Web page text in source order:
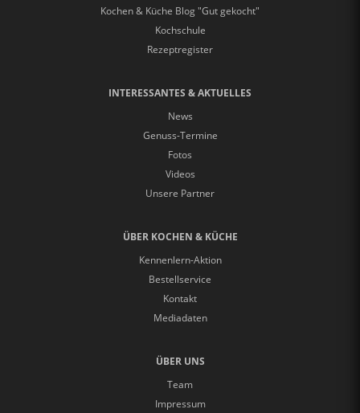
Kochen & Küche Blog "Gut gekocht"
Kochschule
Rezeptregister
INTERESSANTES & AKTUELLES
News
Genuss-Termine
Fotos
Videos
Unsere Partner
ÜBER KOCHEN & KÜCHE
Kennenlern-Aktion
Bestellservice
Kontakt
Mediadaten
ÜBER UNS
Team
Impressum